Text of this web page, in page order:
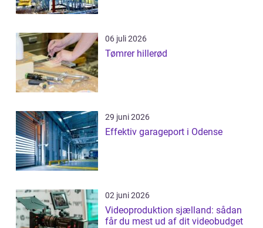
06 juli 2026
Tømrer hillerød
29 juni 2026
Effektiv garageport i Odense
02 juni 2026
Videoproduktion sjælland: sådan
får du mest ud af dit videobudget